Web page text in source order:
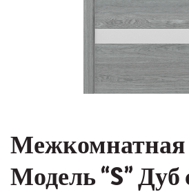
Межкомнатная
Модель “S”